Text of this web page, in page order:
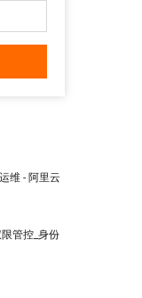
维 - 阿里云
管控_身份